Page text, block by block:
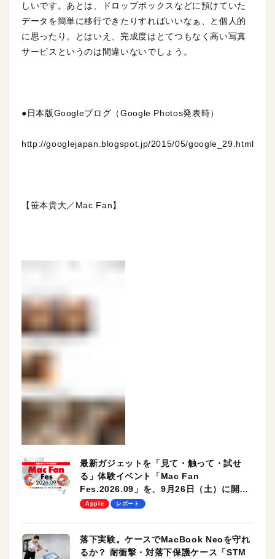
しいです。あとは、ドロップボックスなどに預けていた
データを簡単に移行できたりすればいいなぁ、と個人的
に思ったり。とはいえ、完成度はとてつもなく高い写真
サービスというのは間違いないでしょう 。
●日本版Googleブログ（Google Photos発表時）
http://googlejapan.blogspot.jp/2015/05/google_29.html
【笹本貴大／Mac Fan】
最新ガジェットを「見て・触って・試せ
る」体験イベント「Mac Fan
Fes.2026.09」を、9月26日（土）に開催
します！
Apple レポート
落下実験。ケースでMacBook Neoを守れ
るか？ 耐衝撃・対落下保護ケース「STM